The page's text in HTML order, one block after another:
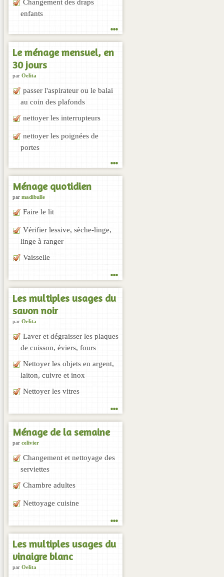
Changement des draps
enfants
...
Le ménage mensuel, en
30 jours
par Oelita
passer l'aspirateur ou le balai
au coin des plafonds
nettoyer les interrupteurs
nettoyer les poignées de
portes
...
Ménage quotidien
par madibulle
Faire le lit
Vérifier lessive, sèche-linge,
linge à ranger
Vaisselle
...
Les multiples usages du
savon noir
par Oelita
Laver et dégraisser les plaques
de cuisson, éviers, fours
Nettoyer les objets en argent,
laiton, cuivre et inox
Nettoyer les vitres
...
Ménage de la semaine
par celivier
Changement et nettoyage des
serviettes
Chambre adultes
Nettoyage cuisine
...
Les multiples usages du
vinaigre blanc
par Oelita